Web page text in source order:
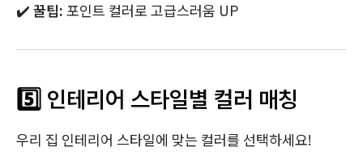
✔️ 꿀팁: 포인트 컬러로 고급스러움 UP
5️⃣ 인테리어 스타일별 컬러 매칭
우리 집 인테리어 스타일에 맞는 컬러를 선택하세요!